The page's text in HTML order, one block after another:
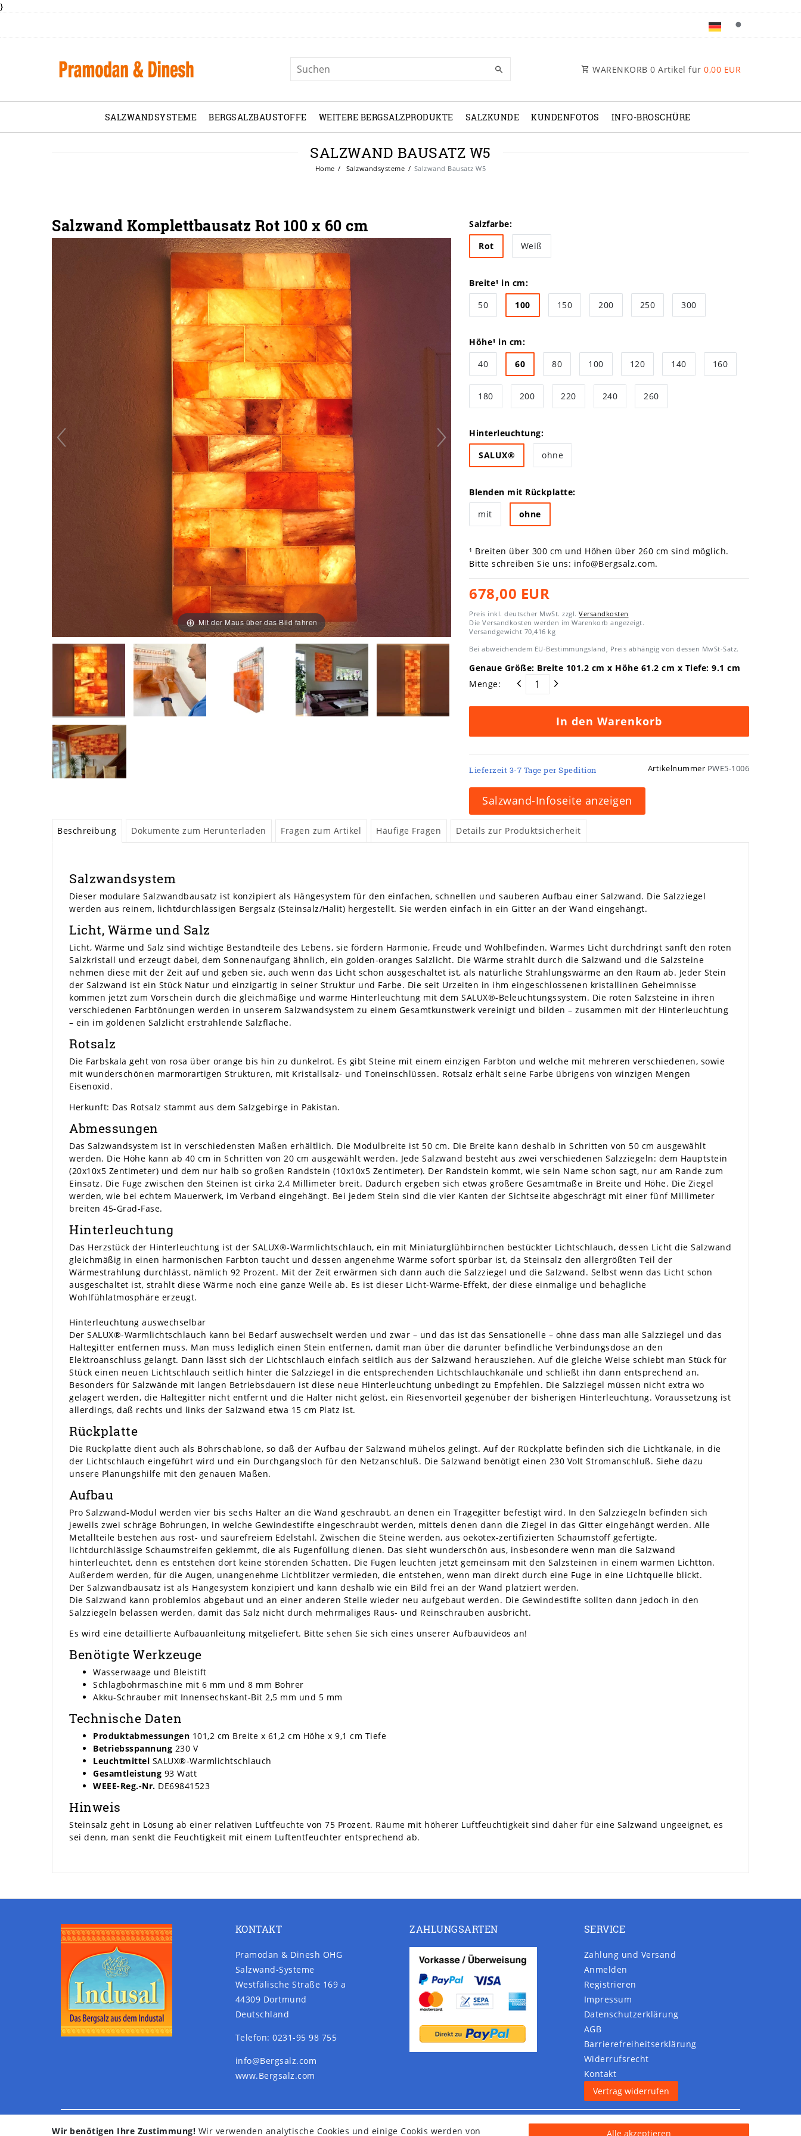
}
WARENKORB 0 Artikel für 0,00 EUR
SALZWANDSYSTEME BERGSALZBAUSTOFFE WEITERE BERGSALZPRODUKTE SALZKUNDE KUNDENFOTOS INFO-BROSCHÜRE
SALZWAND BAUSATZ W5
Home Salzwandsysteme Salzwand Bausatz W5
Salzwand Komplettbausatz Rot 100 x 60 cm
Mit der Maus über das Bild fahren
Salzfarbe:
Rot
Weiß
Breite¹ in cm:
50
100 150 200 250 300
Höhe¹ in cm:
40
60 80 100 120 140 160
180 200 220 240 260
Hinterleuchtung:
SALUX®
ohne
Blenden mit Rückplatte:
mit
ohne
¹ Breiten über 300 cm und Höhen über 260 cm sind möglich.
Bitte schreiben Sie uns: info@Bergsalz.com.
678,00 EUR
Preis inkl. deutscher MwSt. zzgl. Versandkosten
Die Versandkosten werden im Warenkorb angezeigt.
Versandgewicht 70,416 kg
Bei abweichendem EU-Bestimmungsland, Preis abhängig von dessen MwSt-Satz.
Genaue Größe: Breite 101.2 cm x Höhe 61.2 cm x Tiefe: 9.1 cm
Menge:
In den Warenkorb
Lieferzeit 3-7 Tage per Spedition Artikelnummer PWE5-1006
Salzwand-Infoseite anzeigen
Beschreibung Dokumente zum Herunterladen Fragen zum Artikel Häufige Fragen Details zur Produktsicherheit
Salzwandsystem
Dieser modulare Salzwandbausatz ist konzipiert als Hängesystem für den einfachen, schnellen und sauberen Aufbau einer Salzwand. Die Salzziegel
werden aus reinem, lichtdurchlässigen Bergsalz (Steinsalz/Halit) hergestellt. Sie werden einfach in ein Gitter an der Wand eingehängt.
Licht, Wärme und Salz
Licht, Wärme und Salz sind wichtige Bestandteile des Lebens, sie fördern Harmonie, Freude und Wohlbefinden. Warmes Licht durchdringt sanft den roten
Salzkristall und erzeugt dabei, dem Sonnenaufgang ähnlich, ein golden-oranges Salzlicht. Die Wärme strahlt durch die Salzwand und die Salzsteine
nehmen diese mit der Zeit auf und geben sie, auch wenn das Licht schon ausgeschaltet ist, als natürliche Strahlungswärme an den Raum ab. Jeder Stein
der Salzwand ist ein Stück Natur und einzigartig in seiner Struktur und Farbe. Die seit Urzeiten in ihm eingeschlossenen kristallinen Geheimnisse
kommen jetzt zum Vorschein durch die gleichmäßige und warme Hinterleuchtung mit dem SALUX®-Beleuchtungssystem. Die roten Salzsteine in ihren
verschiedenen Farbtönungen werden in unserem Salzwandsystem zu einem Gesamtkunstwerk vereinigt und bilden – zusammen mit der Hinterleuchtung
– ein im goldenen Salzlicht erstrahlende Salzfläche.
Rotsalz
Die Farbskala geht von rosa über orange bis hin zu dunkelrot. Es gibt Steine mit einem einzigen Farbton und welche mit mehreren verschiedenen, sowie
mit wunderschönen marmorartigen Strukturen, mit Kristallsalz- und Toneinschlüssen. Rotsalz erhält seine Farbe übrigens von winzigen Mengen
Eisenoxid.
Herkunft: Das Rotsalz stammt aus dem Salzgebirge in Pakistan.
Abmessungen
Das Salzwandsystem ist in verschiedensten Maßen erhältlich. Die Modulbreite ist 50 cm. Die Breite kann deshalb in Schritten von 50 cm ausgewählt
werden. Die Höhe kann ab 40 cm in Schritten von 20 cm ausgewählt werden. Jede Salzwand besteht aus zwei verschiedenen Salzziegeln: dem Hauptstein
(20x10x5 Zentimeter) und dem nur halb so großen Randstein (10x10x5 Zentimeter). Der Randstein kommt, wie sein Name schon sagt, nur am Rande zum
Einsatz. Die Fuge zwischen den Steinen ist cirka 2,4 Millimeter breit. Dadurch ergeben sich etwas größere Gesamtmaße in Breite und Höhe. Die Ziegel
werden, wie bei echtem Mauerwerk, im Verband eingehängt. Bei jedem Stein sind die vier Kanten der Sichtseite abgeschrägt mit einer fünf Millimeter
breiten 45-Grad-Fase.
Hinterleuchtung
Das Herzstück der Hinterleuchtung ist der SALUX®-Warmlichtschlauch, ein mit Miniaturglühbirnchen bestückter Lichtschlauch, dessen Licht die Salzwand
gleichmäßig in einen harmonischen Farbton taucht und dessen angenehme Wärme sofort spürbar ist, da Steinsalz den allergrößten Teil der
Wärmestrahlung durchlässt, nämlich 92 Prozent. Mit der Zeit erwärmen sich dann auch die Salzziegel und die Salzwand. Selbst wenn das Licht schon
ausgeschaltet ist, strahlt diese Wärme noch eine ganze Weile ab. Es ist dieser Licht-Wärme-Effekt, der diese einmalige und behagliche
Wohlfühlatmosphäre erzeugt.
Hinterleuchtung auswechselbar
Der SALUX®-Warmlichtschlauch kann bei Bedarf auswechselt werden und zwar – und das ist das Sensationelle – ohne dass man alle Salzziegel und das
Haltegitter entfernen muss. Man muss lediglich einen Stein entfernen, damit man über die darunter befindliche Verbindungsdose an den
Elektroanschluss gelangt. Dann lässt sich der Lichtschlauch einfach seitlich aus der Salzwand herausziehen. Auf die gleiche Weise schiebt man Stück für
Stück einen neuen Lichtschlauch seitlich hinter die Salzziegel in die entsprechenden Lichtschlauchkanäle und schließt ihn dann entsprechend an.
Besonders für Salzwände mit langen Betriebsdauern ist diese neue Hinterleuchtung unbedingt zu Empfehlen. Die Salzziegel müssen nicht extra wo
gelagert werden, die Haltegitter nicht entfernt und die Halter nicht gelöst, ein Riesenvorteil gegenüber der bisherigen Hinterleuchtung. Voraussetzung ist
allerdings, daß rechts und links der Salzwand etwa 15 cm Platz ist.
Rückplatte
Die Rückplatte dient auch als Bohrschablone, so daß der Aufbau der Salzwand mühelos gelingt. Auf der Rückplatte befinden sich die Lichtkanäle, in die
der Lichtschlauch eingeführt wird und ein Durchgangsloch für den Netzanschluß. Die Salzwand benötigt einen 230 Volt Stromanschluß. Siehe dazu
unsere Planungshilfe mit den genauen Maßen.
Aufbau
Pro Salzwand-Modul werden vier bis sechs Halter an die Wand geschraubt, an denen ein Tragegitter befestigt wird. In den Salzziegeln befinden sich
jeweils zwei schräge Bohrungen, in welche Gewindestifte eingeschraubt werden, mittels denen dann die Ziegel in das Gitter eingehängt werden. Alle
Metallteile bestehen aus rost- und säurefreiem Edelstahl. Zwischen die Steine werden, aus oekotex-zertifizierten Schaumstoff gefertigte,
lichtdurchlässige Schaumstreifen geklemmt, die als Fugenfüllung dienen. Das sieht wunderschön aus, insbesondere wenn man die Salzwand
hinterleuchtet, denn es entstehen dort keine störenden Schatten. Die Fugen leuchten jetzt gemeinsam mit den Salzsteinen in einem warmen Lichtton.
Außerdem werden, für die Augen, unangenehme Lichtblitzer vermieden, die entstehen, wenn man direkt durch eine Fuge in eine Lichtquelle blickt.
Der Salzwandbausatz ist als Hängesystem konzipiert und kann deshalb wie ein Bild frei an der Wand platziert werden.
Die Salzwand kann problemlos abgebaut und an einer anderen Stelle wieder neu aufgebaut werden. Die Gewindestifte sollten dann jedoch in den
Salzziegeln belassen werden, damit das Salz nicht durch mehrmaliges Raus- und Reinschrauben ausbricht.
Es wird eine detaillierte Aufbauanleitung mitgeliefert. Bitte sehen Sie sich eines unserer Aufbauvideos an!
Benötigte Werkzeuge
Wasserwaage und Bleistift
Schlagbohrmaschine mit 6 mm und 8 mm Bohrer
Akku-Schrauber mit Innensechskant-Bit 2,5 mm und 5 mm
Technische Daten
Produktabmessungen 101,2 cm Breite x 61,2 cm Höhe x 9,1 cm Tiefe
Betriebsspannung 230 V
Leuchtmittel SALUX®-Warmlichtschlauch
Gesamtleistung 93 Watt
WEEE-Reg.-Nr. DE69841523
Hinweis
Steinsalz geht in Lösung ab einer relativen Luftfeuchte von 75 Prozent. Räume mit höherer Luftfeuchtigkeit sind daher für eine Salzwand ungeeignet, es
sei denn, man senkt die Feuchtigkeit mit einem Luftentfeuchter entsprechend ab.
KONTAKT
Pramodan & Dinesh OHG
Salzwand-Systeme
Westfälische Straße 169 a
44309 Dortmund
Deutschland
Telefon: 0231-95 98 755
info@Bergsalz.com
www.Bergsalz.com
ZAHLUNGSARTEN SERVICE
Zahlung und Versand
Anmelden
Registrieren
Impressum
Daten­schutz­erklärung
AGB
Barrierefreiheitserklärung
Widerrufs­recht
Kontakt
Vertrag widerrufen
Wir benötigen Ihre Zustimmung! Wir verwenden analytische Cookies und einige Cookis werden von Alle akzeptieren